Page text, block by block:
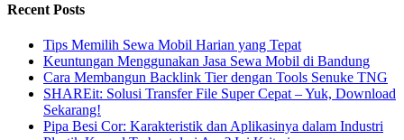
Recent Posts
Tips Memilih Sewa Mobil Harian yang Tepat
Keuntungan Menggunakan Jasa Sewa Mobil di Bandung
Cara Membangun Backlink Tier dengan Tools Senuke TNG
SHAREit: Solusi Transfer File Super Cepat – Yuk, Download
Sekarang!
Pipa Besi Cor: Karakteristik dan Aplikasinya dalam Industri